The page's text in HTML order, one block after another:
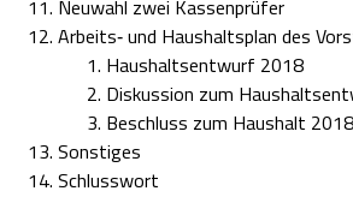
Neuwahl zwei Kassenprüfer
Arbeits‐ und Haushaltsplan des
Haushaltsentwurf 2018
Diskussion zum
Beschluss zum Haushalt 2018
Sonstiges
Schlusswort